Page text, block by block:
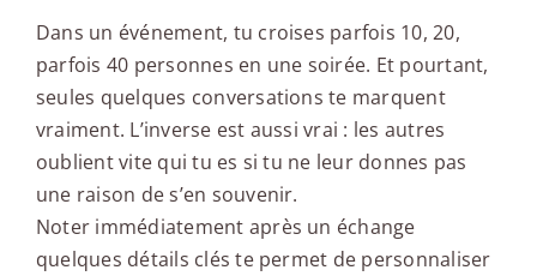
Dans un événement, tu croises parfois 10, 20,
parfois 40 personnes en une soirée. Et pourtant,
seules quelques conversations te marquent
vraiment. L’inverse est aussi vrai : les autres
oublient vite qui tu es si tu ne leur donnes pas
une raison de s’en souvenir.
Noter immédiatement après un échange
quelques détails clés te permet de personnaliser